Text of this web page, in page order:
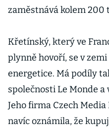
zaměstnává kolem 200
Křetínský, který ve
plynně hovoří, se v
energetice. Má podíly
společnosti Le Monde a
Jeho firma Czech
navíc oznámila, že